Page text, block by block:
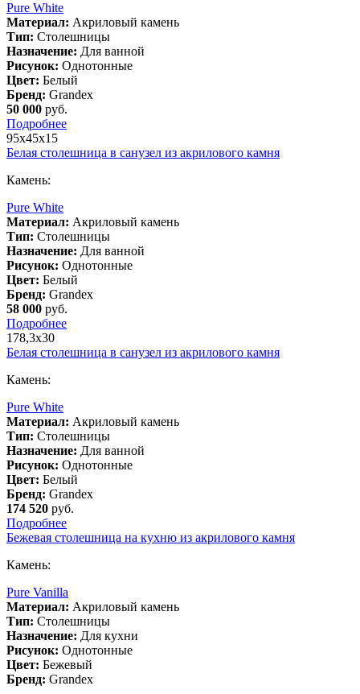
Pure White
Материал: Акриловый камень
Тип: Столешницы
Назначение: Для ванной
Рисунок: Однотонные
Цвет: Белый
Бренд: Grandex
50 000 руб.
Подробнее
95х45х15
Белая столешница в санузел из акрилового камня
Камень:
Pure White
Материал: Акриловый камень
Тип: Столешницы
Назначение: Для ванной
Рисунок: Однотонные
Цвет: Белый
Бренд: Grandex
58 000 руб.
Подробнее
178,3х30
Белая столешница в санузел из акрилового камня
Камень:
Pure White
Материал: Акриловый камень
Тип: Столешницы
Назначение: Для ванной
Рисунок: Однотонные
Цвет: Белый
Бренд: Grandex
174 520 руб.
Подробнее
Бежевая столешница на кухню из акрилового камня
Камень:
Pure Vanilla
Материал: Акриловый камень
Тип: Столешницы
Назначение: Для кухни
Рисунок: Однотонные
Цвет: Бежевый
Бренд: Grandex